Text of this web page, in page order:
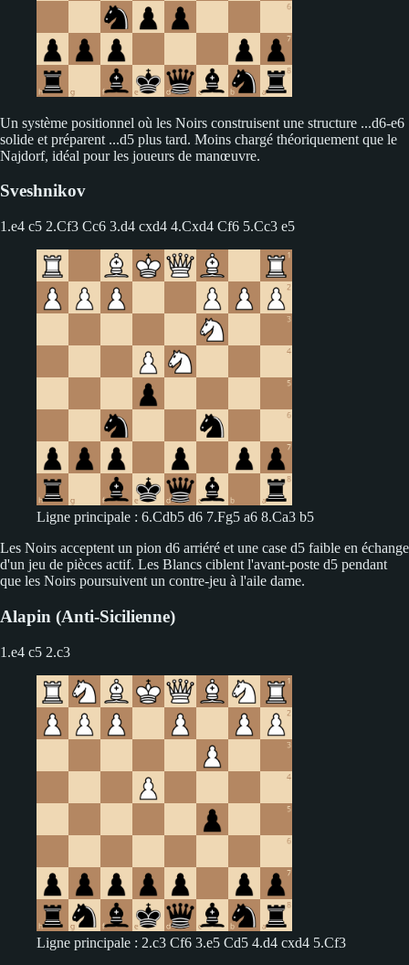
Un système positionnel où les Noirs construisent une structure ...d6-e6
solide et préparent ...d5 plus tard. Moins chargé théoriquement que le
Najdorf, idéal pour les joueurs de manœuvre.
Sveshnikov
1.e4 c5 2.Cf3 Cc6 3.d4 cxd4 4.Cxd4 Cf6 5.Cc3 e5
Ligne principale : 6.Cdb5 d6 7.Fg5 a6 8.Ca3 b5
Les Noirs acceptent un pion d6 arriéré et une case d5 faible en échange
d'un jeu de pièces actif. Les Blancs ciblent l'avant-poste d5 pendant
que les Noirs poursuivent un contre-jeu à l'aile dame.
Alapin (Anti-Sicilienne)
1.e4 c5 2.c3
Ligne principale : 2.c3 Cf6 3.e5 Cd5 4.d4 cxd4 5.Cf3